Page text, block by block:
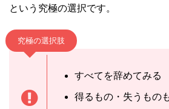
という究極の選択です。
究極の選択肢
すべてを辞めてみる
得るもの・失うもの